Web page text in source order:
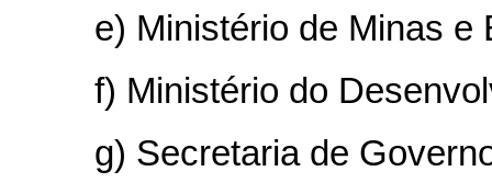
e) Ministério de Minas e
f) Ministério do
g) Secretaria de